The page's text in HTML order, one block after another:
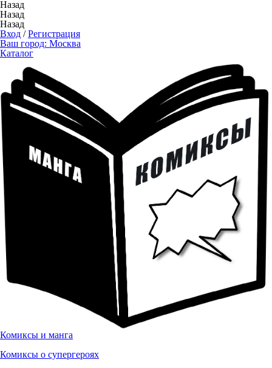
Назад
Назад
Назад
Вход /Регистрация
Ваш город: Москва
Каталог
Комиксы и манга
Комиксы о супергероях